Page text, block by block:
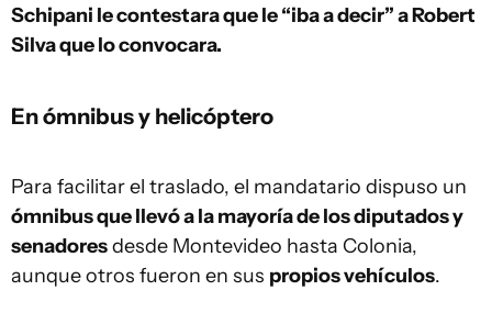
Schipani le contestara que le “iba a decir” a Robert
Silva que lo convocara.
En ómnibus y helicóptero
Para facilitar el traslado, el mandatario dispuso un
ómnibus que llevó a la mayoría de los diputados y
senadoresdesde Montevideo hasta Colonia,
aunque otros fueron en sus propios vehículos.